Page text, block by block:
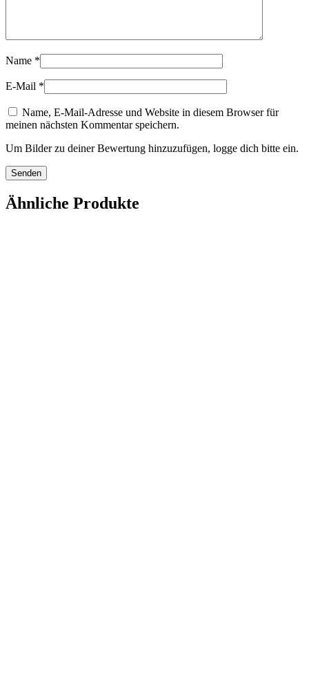
Name *
E-Mail *
Name, E-Mail-Adresse und Website in diesem Browser für
meinen nächsten Kommentar speichern.
Um Bilder zu deiner Bewertung hinzuzufügen, logge dich bitte ein.
Ähnliche Produkte